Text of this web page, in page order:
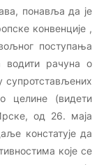
понавља да је
конвенције ,
поступања
рачуна о
супротстављених
целине (видети
од 26. маја
констатује да
које се